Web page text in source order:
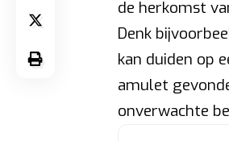
de herkomst
Denk
kan duiden op
amulet
onverwachte